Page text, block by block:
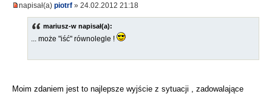
napisał(a) piotrf » 24.02.2012 21:18
mariusz-w napisał(a):
... może "iść" równolegle !
Moim zdaniem jest to najlepsze wyjście z sytuacji , zadowalające